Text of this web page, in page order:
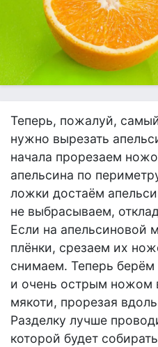
Теперь, пожалуй,
нужно вырезать
начала прорезаем
апельсина по
ложки достаём
не выбрасываем,
Если на апельсиновой
плёнки, срезаем их
снимаем. Теперь
и очень острым ножом
мякоти, прорезая
Разделку лучше
которой будет